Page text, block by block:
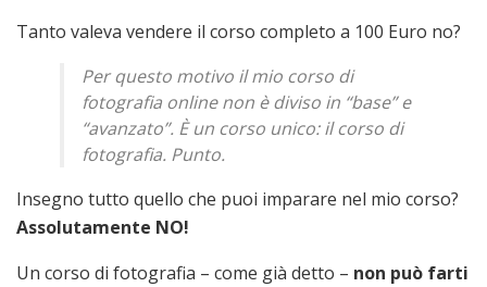
Tanto valeva vendere il corso completo a 100 Euro no?
Per questo motivo il mio corso di
fotografia online non è diviso in “base” e
“avanzato”. È un corso unico: il corso di
fotografia. Punto.
Insegno tutto quello che puoi imparare nel mio corso?
Assolutamente NO!
Un corso di fotografia – come già detto – non può farti